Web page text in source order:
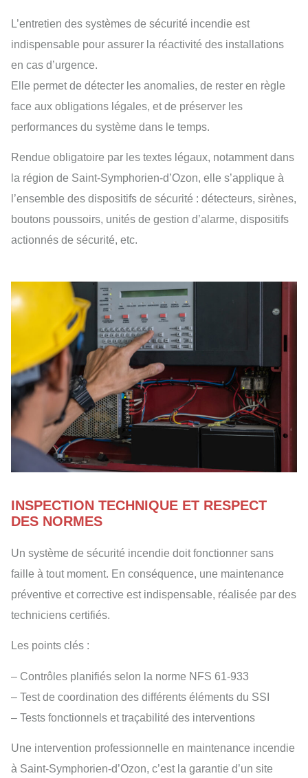
L’entretien des systèmes de sécurité incendie est
indispensable pour assurer la réactivité des installations
en cas d’urgence.
Elle permet de détecter les anomalies, de rester en règle
face aux obligations légales, et de préserver les
performances du système dans le temps.
Rendue obligatoire par les textes légaux, notamment dans
la région de Saint-Symphorien-d’Ozon, elle s’applique à
l’ensemble des dispositifs de sécurité : détecteurs, sirènes,
boutons poussoirs, unités de gestion d’alarme, dispositifs
actionnés de sécurité, etc.
INSPECTION TECHNIQUE ET RESPECT
DES NORMES
Un système de sécurité incendie doit fonctionner sans
faille à tout moment. En conséquence, une maintenance
préventive et corrective est indispensable, réalisée par des
techniciens certifiés.
Les points clés :
– Contrôles planifiés selon la norme NFS 61-933
– Test de coordination des différents éléments du SSI
– Tests fonctionnels et traçabilité des interventions
Une intervention professionnelle en maintenance incendie
à Saint-Symphorien-d’Ozon, c’est la garantie d’un site